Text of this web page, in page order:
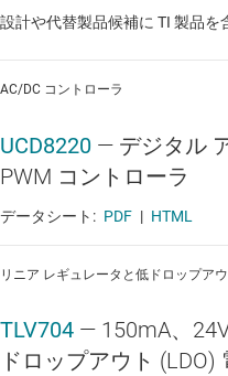
設計や代替製品候補に TI 製品を
AC/DC コントローラ
UCD8220 — デジタル
PWM コントローラ
データシート: PDF | HTML
リニア レギュレータと低ドロップア
TLV704 — 150mA、
ドロップアウト (LDO)